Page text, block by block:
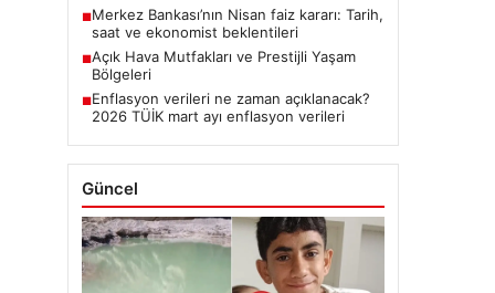
■Merkez Bankası’nın Nisan faiz kararı: Tarih,
saat ve ekonomist beklentileri
■Açık Hava Mutfakları ve Prestijli Yaşam
Bölgeleri
■Enflasyon verileri ne zaman açıklanacak?
2026 TÜİK mart ayı enflasyon verileri
Güncel